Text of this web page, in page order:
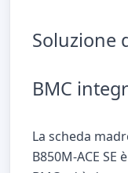
Soluzione
BMC
La scheda
B850M-ACE